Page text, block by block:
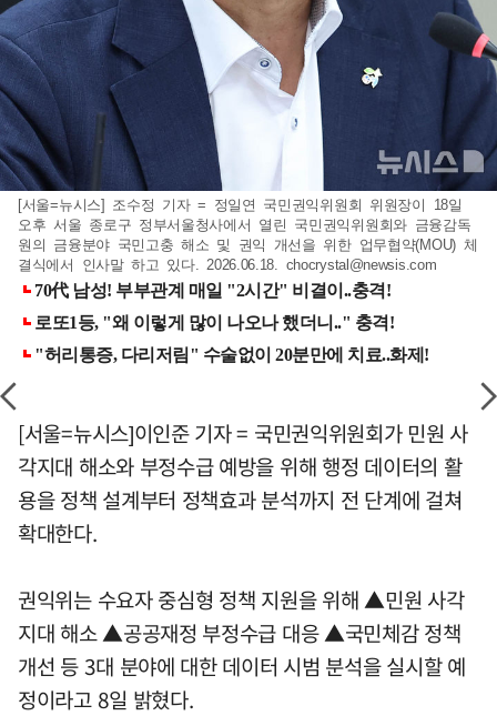
[서울=뉴시스] 조수정 기자 = 정일연 국민권익위원회 위원장이 18일
오후 서울 종로구 정부서울청사에서 열린 국민권익위원회와 금융감독
원의 금융분야 국민고충 해소 및 권익 개선을 위한 업무협약(MOU) 체
결식에서 인사말 하고 있다. 2026.06.18. chocrystal@newsis.com
[서울=뉴시스]이인준 기자 = 국민권익위원회가 민원 사
각지대 해소와 부정수급 예방을 위해 행정 데이터의 활
용을 정책 설계부터 정책효과 분석까지 전 단계에 걸쳐
확대한다.
권익위는 수요자 중심형 정책 지원을 위해 ▲민원 사각
지대 해소 ▲공공재정 부정수급 대응 ▲국민체감 정책
개선 등 3대 분야에 대한 데이터 시범 분석을 실시할 예
정이라고 8일 밝혔다.